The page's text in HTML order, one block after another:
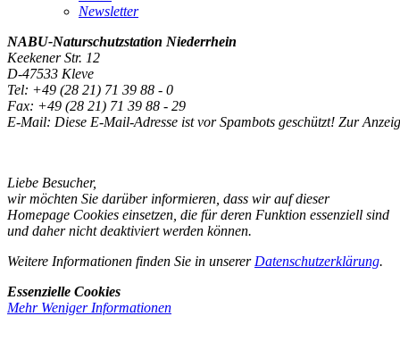
Newsletter
NABU-Naturschutzstation Niederrhein
Keekener Str. 12
D-47533 Kleve
Tel: +49 (28 21) 71 39 88 - 0
Fax: +49 (28 21) 71 39 88 - 29
E-Mail: Diese E-Mail-Adresse ist vor Spambots geschützt! Zur
Liebe Besucher,
wir möchten Sie darüber informieren, dass wir auf dieser
Homepage Cookies einsetzen, die für deren Funktion essenziell sind
und daher nicht deaktiviert werden können.
Weitere Informationen finden Sie in unserer Datenschutzerklärung.
Essenzielle Cookies
Mehr WenigerInformationen